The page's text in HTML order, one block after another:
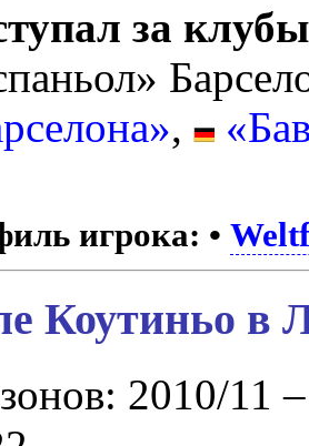
за
,
игрока: •
Коутиньо в
2010/11